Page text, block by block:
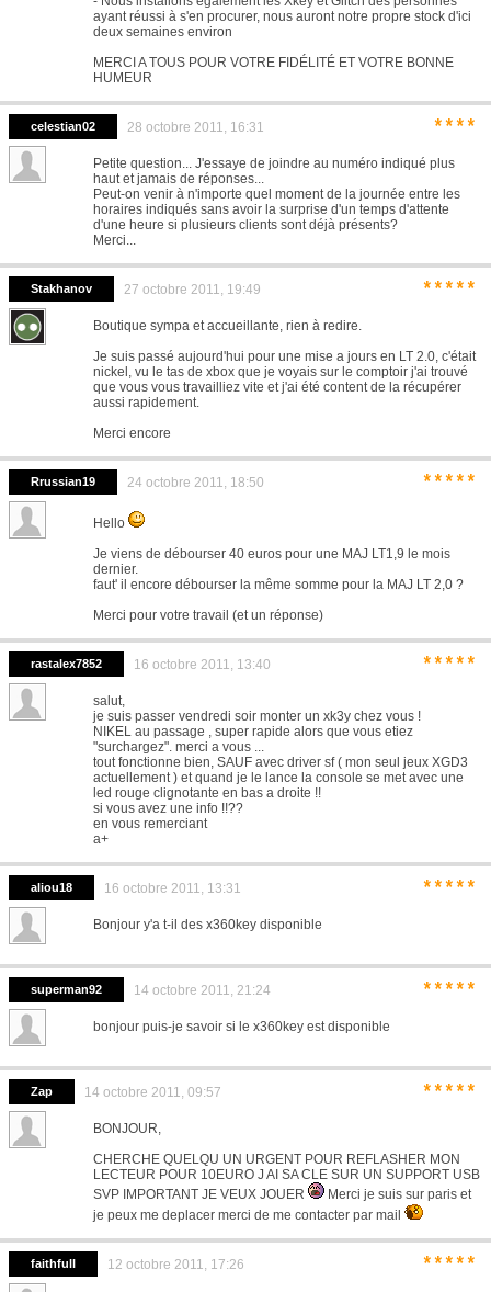
ayant réussi à s'en procurer, nous auront notre propre stock d'ici
deux semaines environ
MERCI A TOUS POUR VOTRE FIDÉLITÉ ET VOTRE BONNE
HUMEUR
celestian02 28 octobre 2011, 16:31 ****
Petite question... J'essaye de joindre au numéro indiqué plus
haut et jamais de réponses...
Peut-on venir à n'importe quel moment de la journée entre les
horaires indiqués sans avoir la surprise d'un temps d'attente
d'une heure si plusieurs clients sont déjà présents?
Merci...
Stakhanov 27 octobre 2011, 19:49 *****
Boutique sympa et accueillante, rien à redire.
Je suis passé aujourd'hui pour une mise a jours en LT 2.0, c'était
nickel, vu le tas de xbox que je voyais sur le comptoir j'ai trouvé
que vous vous travailliez vite et j'ai été content de la récupérer
aussi rapidement.
Merci encore
Rrussian19 24 octobre 2011, 18:50 *****
Hello
Je viens de débourser 40 euros pour une MAJ LT1,9 le mois
dernier.
faut' il encore débourser la même somme pour la MAJ LT 2,0 ?
Merci pour votre travail (et un réponse)
rastalex7852 16 octobre 2011, 13:40 *****
salut,
je suis passer vendredi soir monter un xk3y chez vous !
NIKEL au passage , super rapide alors que vous etiez
"surchargez". merci a vous ...
tout fonctionne bien, SAUF avec driver sf ( mon seul jeux XGD3
actuellement ) et quand je le lance la console se met avec une
led rouge clignotante en bas a droite !!
si vous avez une info !!??
en vous remerciant
a+
aliou18 16 octobre 2011, 13:31 *****
Bonjour y'a t-il des x360key disponible
superman92 14 octobre 2011, 21:24 *****
bonjour puis-je savoir si le x360key est disponible
Zap 14 octobre 2011, 09:57 *****
BONJOUR,
CHERCHE QUELQU UN URGENT POUR REFLASHER MON
LECTEUR POUR 10EURO J AI SA CLE SUR UN SUPPORT USB
SVP IMPORTANT JE VEUX JOUER
Merci je suis sur paris et
je peux me deplacer merci de me contacter par mail
faithfull 12 octobre 2011, 17:26 *****